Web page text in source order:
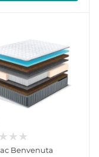
Benvenuta